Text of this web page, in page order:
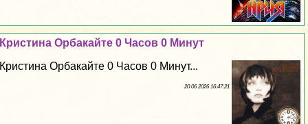
Кристина Орбакайте 0 Часов 0 Минут
Кристина Орбакайте 0 Часов 0 Минут...
20 06 2026 16:47:21